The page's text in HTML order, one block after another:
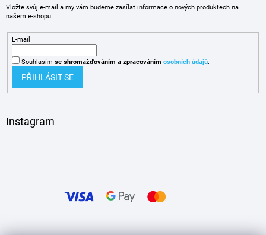
Vložte svůj e-mail a my vám budeme zasílat informace o nových produktech na
našem e-shopu.
E-mail
Souhlasím se shromažďováním a zpracováním osobních údajů.
PŘIHLÁSIT SE
Instagram